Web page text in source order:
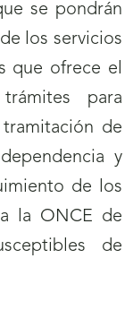
se pondrán
los servicios
que ofrece el
para
de
y
de los
la ONCE de
de